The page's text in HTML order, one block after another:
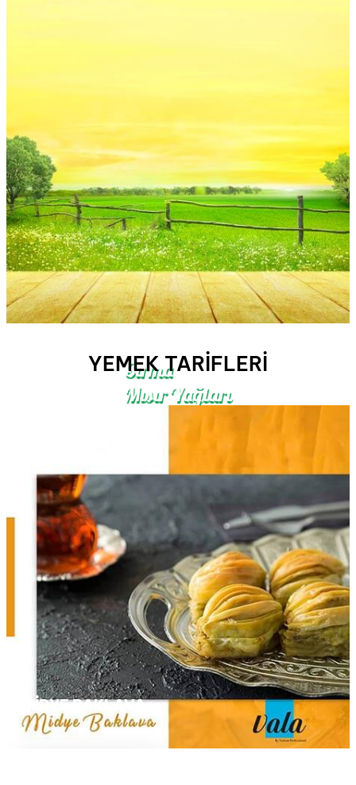
Sırma
Mısır Yağları
YEMEK TARIFLERI
MIDYE BAKLAVA